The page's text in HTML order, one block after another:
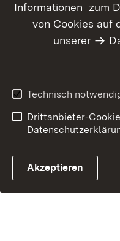
Benutzungshinweise
Informationen zum
von Cookies auf
unserer
Technisch
Drittanbieter-
Akzeptieren